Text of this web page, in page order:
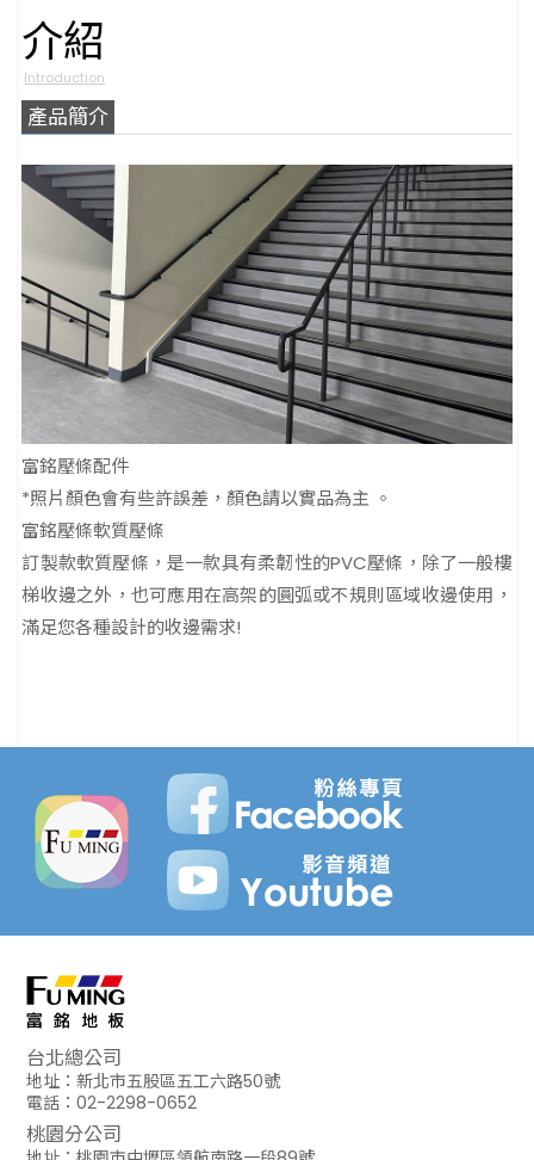
介紹
Introduction
產品簡介
富銘壓條配件
*照片顏色會有些許誤差，顏色請以實品為主 。
富銘壓條軟質壓條
訂製款軟質壓條，是一款具有柔韌性的PVC壓條，除了一般樓
梯收邊之外，也可應用在高架的圓弧或不規則區域收邊使用，
滿足您各種設計的收邊需求!
台北總公司
地址：新北市五股區五工六路50號
電話：02-2298-0652
桃園分公司